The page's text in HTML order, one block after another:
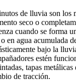
de lluvia son los
seco o
cuando se forma
en agua acumulada
bajo la
estén
tapas
de tracción.